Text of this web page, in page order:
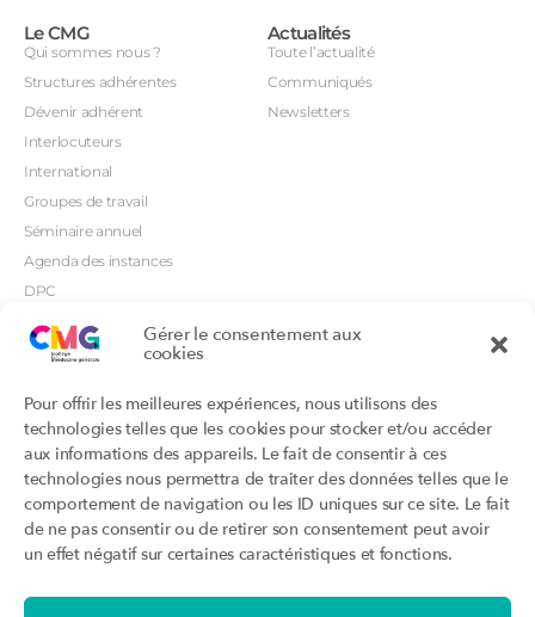
Gérer le consentement aux
cookies
Pour offrir les meilleures expériences, nous utilisons des
technologies telles que les cookies pour stocker et/ou accéder
aux informations des appareils. Le fait de consentir à ces
technologies nous permettra de traiter des données telles que le
comportement de navigation ou les ID uniques sur ce site. Le fait
de ne pas consentir ou de retirer son consentement peut avoir
un effet négatif sur certaines caractéristiques et fonctions.
Le CMG
Qui sommes nous ?
Structures adhérentes
Dévenir adhérent
Interlocuteurs
International
Groupes de travail
Séminaire annuel
Agenda des instances
DPC
CSI
Orientations prioritaires
Actualités
Toute l’actualité
Communiqués
Newsletters
Productions
Productions du Collège
Productions des structures
adhérentes
Labellisation
Addictions et médecine générale
Et si c’était une maladie rare ?
Portails
Annuaire DU/DIU
Archimede.fr
Ebmfrance.net
Toutes les recos
Certificats-absurdes.fr
la contraception dite masculine